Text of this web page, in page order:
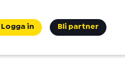
Logga in Bli partner